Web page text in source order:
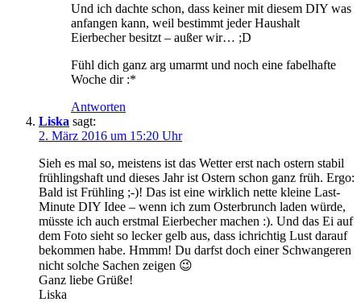
Und ich dachte schon, dass keiner mit diesem DIY was
anfangen kann, weil bestimmt jeder Haushalt
Eierbecher besitzt – außer wir… ;D
Fühl dich ganz arg umarmt und noch eine fabelhafte
Woche dir :*
Antworten
Liska sagt:
2. März 2016 um 15:20 Uhr
Sieh es mal so, meistens ist das Wetter erst nach ostern stabil
frühlingshaft und dieses Jahr ist Ostern schon ganz früh. Ergo:
Bald ist Frühling ;-)! Das ist eine wirklich nette kleine Last-
Minute DIY Idee – wenn ich zum Osterbrunch laden würde,
müsste ich auch erstmal Eierbecher machen :). Und das Ei auf
dem Foto sieht so lecker gelb aus, dass ichrichtig Lust darauf
bekommen habe. Hmmm! Du darfst doch einer Schwangeren
nicht solche Sachen zeigen 😉
Ganz liebe Grüße!
Liska